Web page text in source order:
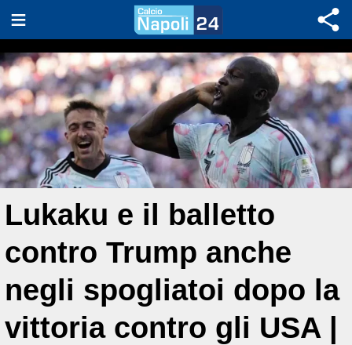
Lukaku e il balletto
contro Trump anche
negli spogliatoi dopo la
vittoria contro gli USA |